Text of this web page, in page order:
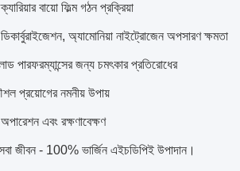
বায়ো ফিল্ম গঠন প্রক্রিয়া
অ্যামোনিয়া নাইট্রোজেন অপসারণ ক্ষমতা
পারফরম্যান্সের জন্য চমৎকার প্রতিরোধের
প্রয়োগের নমনীয় উপায়
এবং রক্ষণাবেক্ষণ
জীবন - 100% ভার্জিন এইচডিপিই উপাদান।